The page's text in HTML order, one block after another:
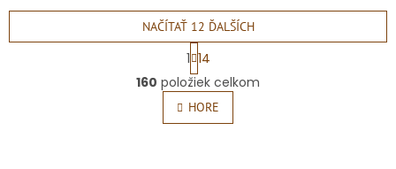
procesy v organizme.
Každá kapsula obsahuje
presne 100 μg...
najlepšie vstrebateľnej a
pre žalúdok najšetrnejšej...
O
v
l
á
NAČÍTAŤ 12 ĎALŠÍCH
S
t
r
á
n
k
1 14
160 položiek celkom
HORE